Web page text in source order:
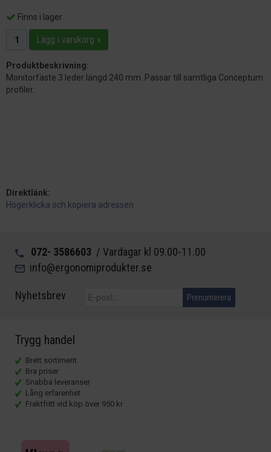
Finns i lager
Lägg i varukorg »
Produktbeskrivning:
Monitorfäste 3 leder längd 240 mm. Passar till samtliga Conceptum
profiler.
Direktlänk:
Högerklicka och kopiera adressen
072- 3586603 / Vardagar kl 09.00-11.00
info@ergonomiprodukter.se
Nyhetsbrev Prenumerera
Trygg handel
Brett sortiment
Bra priser
Snabba leveranser
Lång erfarenhet
Fraktfritt vid köp över 950 kr